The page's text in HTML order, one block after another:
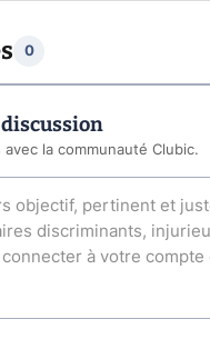
0
avec la communauté Clubic.